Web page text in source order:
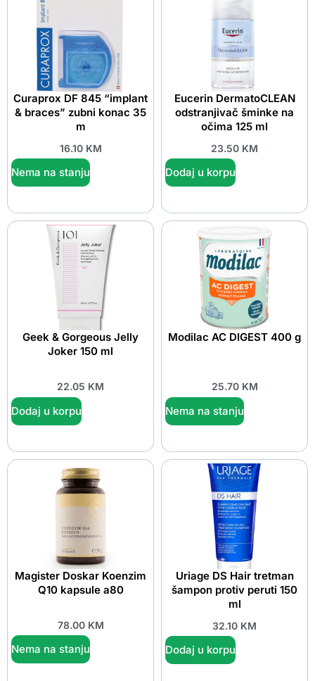
Curaprox DF 845 “implant
& braces” zubni konac 35
m
16.10 KM
Nema na stanju
Eucerin DermatoCLEAN
odstranjivač šminke na
očima 125 ml
23.50 KM
Dodaj u korpu
Geek & Gorgeous Jelly
Joker 150 ml
22.05 KM
Dodaj u korpu
Modilac AC DIGEST 400 g
25.70 KM
Nema na stanju
Magister Doskar Koenzim
Q10 kapsule a80
78.00 KM
Nema na stanju
Uriage DS Hair tretman
šampon protiv peruti 150
ml
32.10 KM
Dodaj u korpu